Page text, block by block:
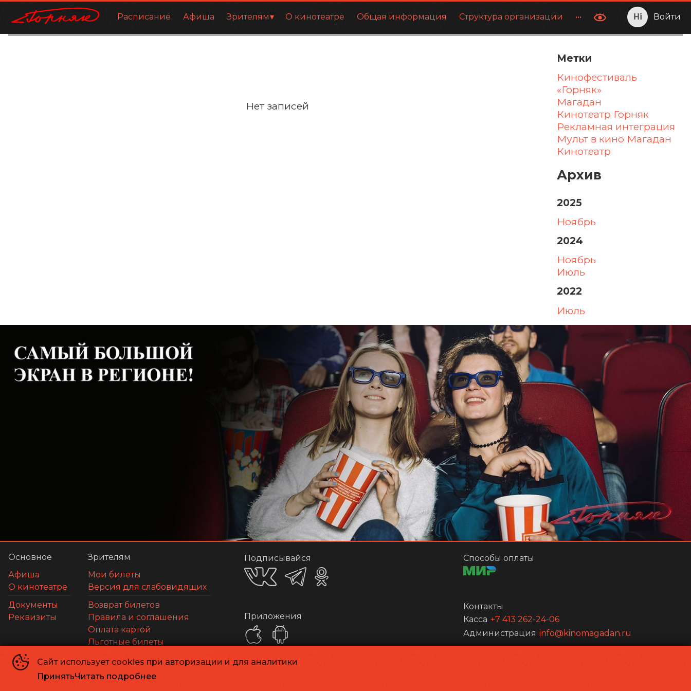
Расписание Афиша Зрителям О кинотеатре Общая информация Структура организации ••• Войти
Нет записей
Метки
Кинофестиваль
«Горняк»
Магадан
Кинотеатр Горняк
Рекламная интеграция
Мульт в кино Магадан
Кинотеатр
Архив
2025
ноябрь
2024
ноябрь
июль
2022
июль
Сайт использует cookies при авторизации и для аналитики
ПринятьЧитать подробнее
Основное
Афиша
О кинотеатре
Документы
Реквизиты
Зрителям
Мои билеты
Версия для слабовидящих
Возврат билетов
Правила и соглашения
Оплата картой
Льготные билеты
Подписывайся
Приложения
Способы оплаты
Контакты
Касса +7 413 262-24-06
Администрация info@kinomagadan.ru
МАУК г. Магадана «Кинотеатр «Горняк»© 1948-